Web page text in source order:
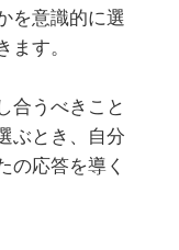
を意識的に選
す。
合うべきこと
ぶとき、自分
の応答を導く